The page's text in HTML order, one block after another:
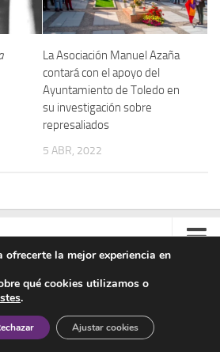
La Asociación Manuel Azaña
contará con el apoyo del
Ayuntamiento de Toledo en
su investigación sobre
represaliados
5 ABR, 2022
© 2020 - Todos los derechos reservados
la mejor experiencia en
qué cookies utilizamos o
.
Ajustar cookies